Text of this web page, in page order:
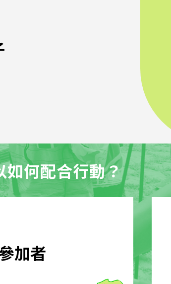
如何配合行動？
加者